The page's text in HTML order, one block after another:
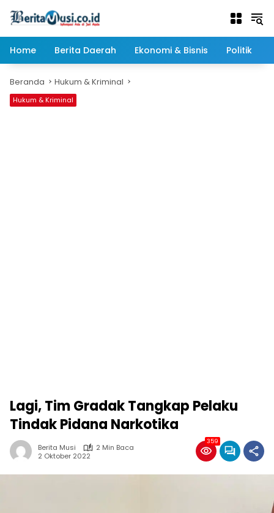
Home
Berita Daerah Ekonomi & Bisnis Politik
Beranda Hukum & Kriminal
Hukum & Kriminal
Lagi, Tim Gradak Tangkap Pelaku
Tindak Pidana Narkotika
Berita Musi
2 Min Baca
2 Oktober 2022
359